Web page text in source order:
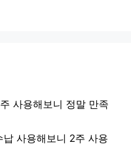
사용해보니 정말 만족
사용해보니 2주 사용